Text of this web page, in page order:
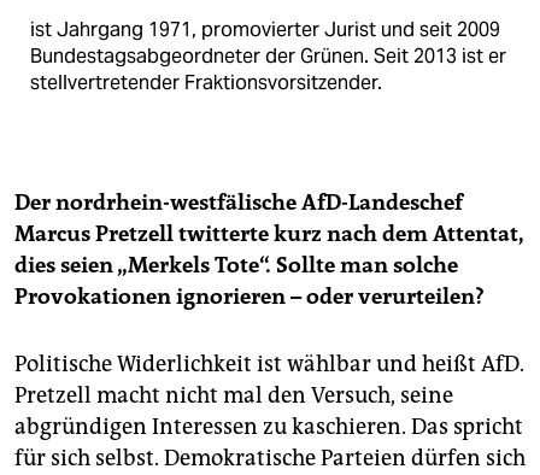
ist Jahrgang 1971, promovierter Jurist und seit 2009
Bundestagsabgeordneter der Grünen. Seit 2013 ist er
stellvertretender Fraktionsvorsitzender.
Der nordrhein-westfälische AfD-Landeschef
Marcus Pretzell twitterte kurz nach dem Attentat,
dies seien „Merkels Tote“. Sollte man solche
Provokationen ignorieren – oder verurteilen?
Politische Widerlichkeit ist wählbar und heißt AfD.
Pretzell macht nicht mal den Versuch, seine
abgründigen Interessen zu kaschieren. Das spricht
für sich selbst. Demokratische Parteien dürfen sich